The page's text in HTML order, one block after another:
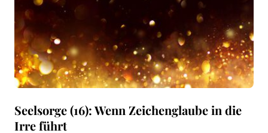
Seelsorge (16): Wenn Zeichenglaube in die
Irre führt